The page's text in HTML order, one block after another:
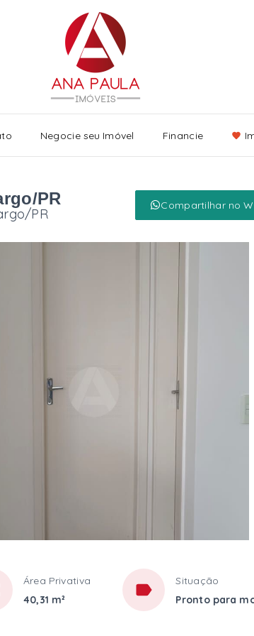
Negocie seu Imóvel Financie
PR
PR
Compartilhar no
Área Privativa
40,31 m²
Situação
Pronto para